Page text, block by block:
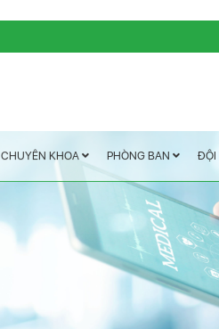
CHUYÊN KHOA PHÒNG BAN ĐỘI